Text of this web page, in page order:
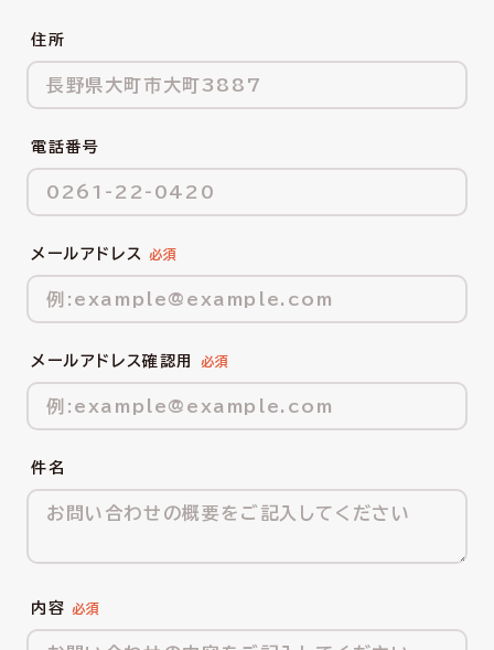
住所
電話番号
メールアドレス
メールアドレス確認用
件名
内容